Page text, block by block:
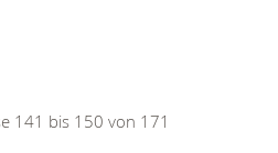
141 bis 150 von 171